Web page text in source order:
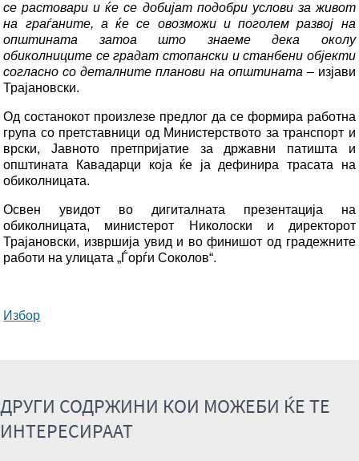
се растовари и ќе се добијат подобри услови за живот
на граѓаните, а ќе се овозможи и поголем развој на
општината затоа што знаеме дека околу
обиколниците се градат стопански и станбени објекти
согласно со деталните планови на општината – изјави
Трајановски.
Од состанокот произлезе предлог да се формира работна
група со претставници од Министерството за транспорт и
врски, Јавното претпријатие за државни патишта и
општината Кавадарци која ќе ја дефинира трасата на
обиколницата.
Освен увидот во дигиталната презентација на
обиколницата, министерот Николоски и директорот
Трајановски, извршија увид и во финишот од градежните
работи на улицата „Ѓорѓи Соколов“.
Избор
ДРУГИ СОДРЖИНИ КОИ МОЖЕБИ ЌЕ ТЕ
ИНТЕРЕСИРААТ